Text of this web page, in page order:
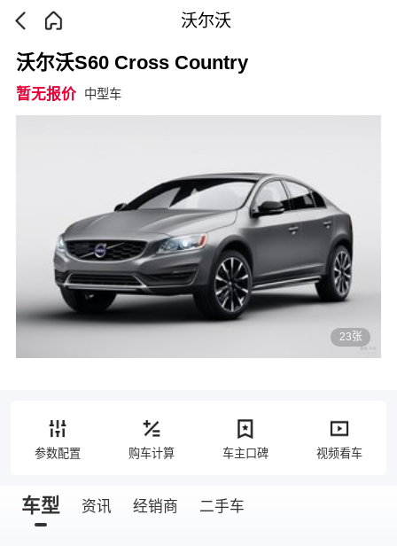
沃尔沃
23张
沃尔沃S60 Cross Country
暂无报价 中型车
参数配置 购车计算 车主口碑 视频看车
车型 资讯 经销商 二手车